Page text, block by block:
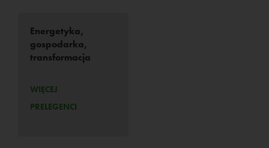
Energetyka,
gospodarka,
transformacja
WIĘCEJ
PRELEGENCI